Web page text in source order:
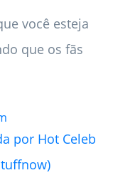
você esteja
que os fãs
por Hot Celeb